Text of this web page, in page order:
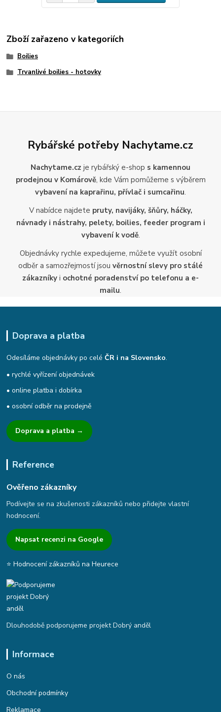
Zboží zařazeno v kategoriích
Boilies
Trvanlivé boilies - hotovky
Rybářské potřeby Nachytame.cz
Nachytame.cz je rybářský e-shop s kamennou
prodejnou v Komárově, kde Vám pomůžeme s výběrem
vybavení na kaprařinu, přívlač i sumcařinu.
V nabídce najdete pruty, navijáky, šňůry, háčky,
návnady i nástrahy, pelety, boilies, feeder program i
vybavení k vodě.
Objednávky rychle expedujeme, můžete využít osobní
odběr a samozřejmostí jsou věrnostní slevy pro stálé
zákazníky i ochotné poradenství po telefonu a e-
mailu.
Doprava a platba
Odesíláme objednávky po celéČR i na Slovensko.
• rychlé vyřízení objednávek
• online platba i dobírka
• osobní odběr na prodejně
Doprava a platba →
Reference
Ověřeno zákazníky
Podívejte se na zkušenosti zákazníků nebo přidejte vlastní
hodnocení.
Napsat recenzi na Google
⭐ Hodnocení zákazníků na Heurece
Dlouhodobě podporujeme projekt Dobrý anděl
Informace
O nás
Obchodní podmínky
Reklamace